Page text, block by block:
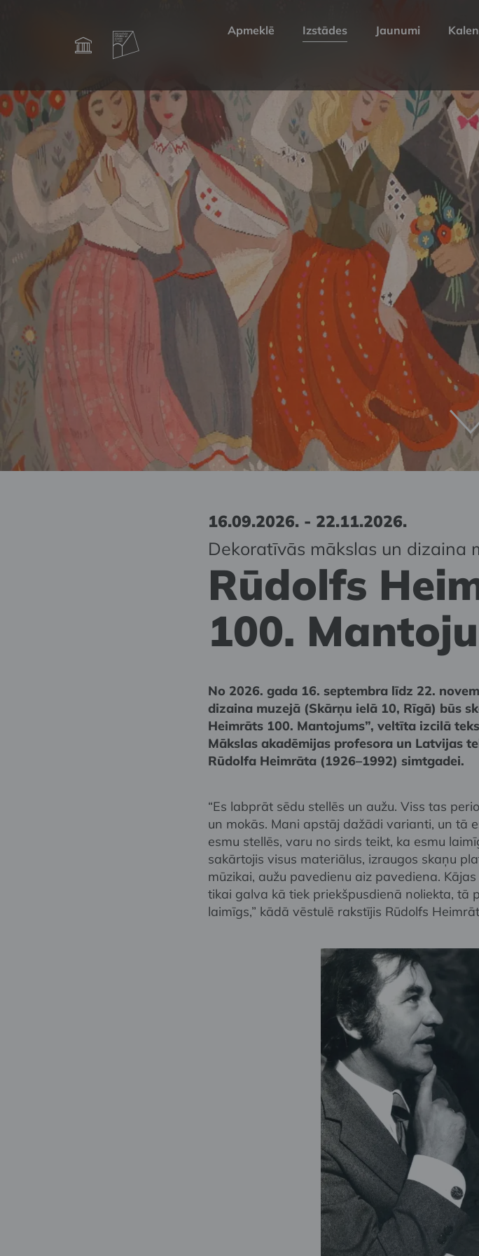
Apmeklē Izstādes Jaunumi
16.09.2026. - 22.11.2026.
Dekoratīvās mākslas un dizaina
Rūdolfs
100.
No 2026. gada 16. septembra līdz 22.
dizaina muzejā (Skārņu ielā 10, Rīgā) būs
Heimrāts 100. Mantojums”, veltīta izcilā
Mākslas akadēmijas profesora un Latvijas
Rūdolfa Heimrāta (1926–1992) simtgadei.
“Es labprāt sēdu stellēs un aužu. Viss tas
un mokās. Mani apstāj dažādi varianti, un tā
esmu stellēs, varu no sirds teikt, ka esmu
sakārtojis visus materiālus, izraugos skaņu
mūzikai, aužu pavedienu aiz pavediena.
tikai galva kā tiek priekšpusdienā noliekta, tā
laimīgs,” kādā vēstulē rakstījis Rūdolfs